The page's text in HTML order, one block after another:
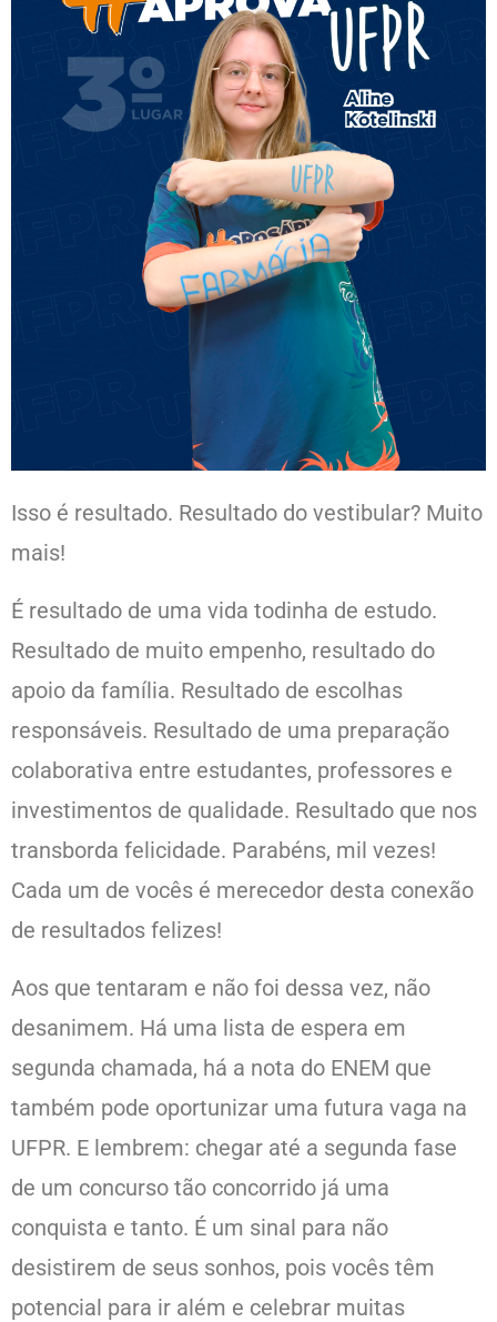
Isso é resultado. Resultado do vestibular? Muito
mais!
É resultado de uma vida todinha de estudo.
Resultado de muito empenho, resultado do
apoio da família. Resultado de escolhas
responsáveis. Resultado de uma preparação
colaborativa entre estudantes, professores e
investimentos de qualidade. Resultado que nos
transborda felicidade. Parabéns, mil vezes!
Cada um de vocês é merecedor desta conexão
de resultados felizes!
Aos que tentaram e não foi dessa vez, não
desanimem. Há uma lista de espera em
segunda chamada, há a nota do ENEM que
também pode oportunizar uma futura vaga na
UFPR. E lembrem: chegar até a segunda fase
de um concurso tão concorrido já uma
conquista e tanto. É um sinal para não
desistirem de seus sonhos, pois vocês têm
potencial para ir além e celebrar muitas